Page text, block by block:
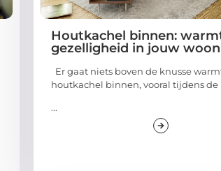
Houtkachel binnen:
gezelligheid in jouw
Er gaat niets boven de knusse
houtkachel binnen, vooral tijdens de
...